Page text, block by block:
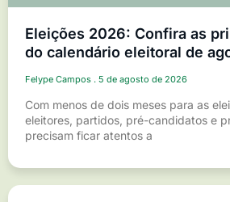
Eleições 2026: Confira as
do calendário eleitoral de
Felype Campos 5 de agosto de 2026
Com menos de dois meses para as
eleitores, partidos, pré-candidatos e
precisam ficar atentos a